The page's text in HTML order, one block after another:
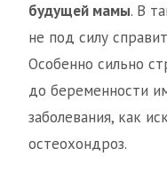
будущей мамы. В
не под силу
Особенно сильно
до беременности
заболевания, как
остеохондроз.